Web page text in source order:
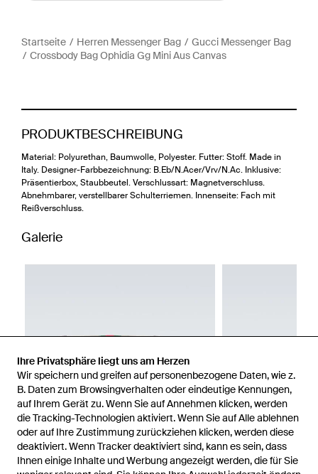
Ihre Privatsphäre liegt uns am Herzen
Wir speichern und greifen auf personenbezogene Daten, wie z.
B. Daten zum Browsingverhalten oder eindeutige Kennungen,
auf Ihrem Gerät zu. Wenn Sie auf Annehmen klicken, werden
die Tracking-Technologien aktiviert. Wenn Sie auf Alle ablehnen
oder auf Ihre Zustimmung zurückziehen klicken, werden diese
deaktiviert. Wenn Tracker deaktiviert sind, kann es sein, dass
Ihnen einige Inhalte und Werbung angezeigt werden, die für Sie
Startseite Herren Messenger Bag
Gucci Messenger Bag
Crossbody Bag Ophidia Gg Mini Aus Canvas
PRODUKTBESCHREIBUNG
Material: Polyurethan, Baumwolle, Polyester. Futter: Stoff. Made in
Italy. Designer-Farbbezeichnung: B.Eb/N.Acer/Vrv/N.Ac. Inklusive:
Präsentierbox, Staubbeutel. Verschlussart: Magnetverschluss.
Abnehmbarer, verstellbarer Schulterriemen. Innenseite: Fach mit
Reißverschluss.
Galerie